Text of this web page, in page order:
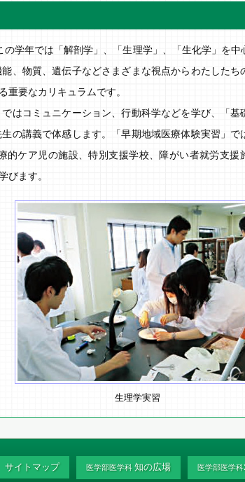
学年では「解剖学」、「生理学」、「生化学」を中
、物質、遺伝子などさまざまな視点からわたしたち
重要なカリキュラムです。
はコミュニケーション、行動科学などを学び、「基
の講義で体感します。「早期地域医療体験実習」で
ケア児の施設、特別支援学校、障がい者就労支援
びます。
生理学実習
医学部医学科
医学部医学科 知の広場
サイトマップ